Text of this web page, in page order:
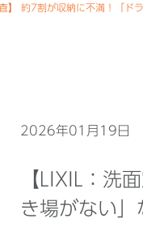
】 約7割が収納に不満！「
2026年01月19日
【LIXIL：洗
き場がない」